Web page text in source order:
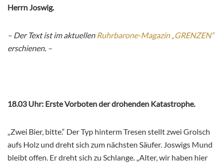
Herrn Joswig.
– Der Text ist im aktuellen Ruhrbarone-Magazin „GRENZEN“
erschienen. –
18.03 Uhr: Erste Vorboten der drohenden Katastrophe.
„Zwei Bier, bitte.“ Der Typ hinterm Tresen stellt zwei Grolsch
aufs Holz und dreht sich zum nächsten Säufer. Joswigs Mund
bleibt offen. Er dreht sich zu Schlange. „Alter, wir haben hier